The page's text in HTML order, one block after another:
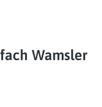
Wamsler